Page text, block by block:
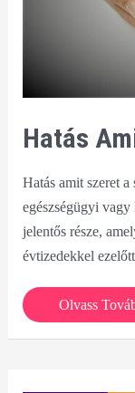
Hatás
Hatás amit szeret
egészségügyi
jelentős része,
évtizedekkel
Hatás
amit
Olvass